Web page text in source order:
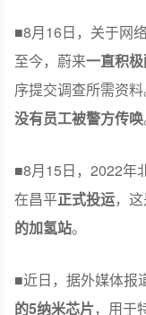
■8月16日，关于网
至今，蔚来一直积
序提交调查所需资料
没有员工被警方传唤
■8月15日，2022
在昌平正式投运，
的加氢站。
■近日，据外媒体报
的5纳米芯片，用于